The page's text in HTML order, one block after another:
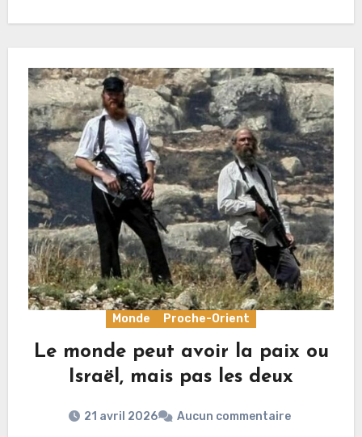
Monde Proche-Orient
Le monde peut avoir la paix ou
Israël, mais pas les deux
21 avril 2026 Aucun commentaire